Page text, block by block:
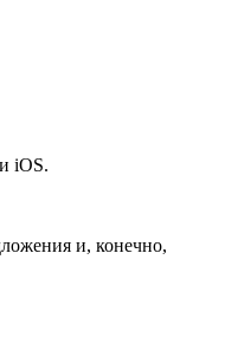
iOS.
и, конечно,